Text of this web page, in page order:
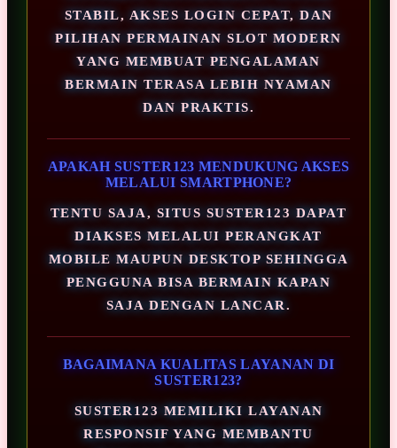
STABIL, AKSES LOGIN CEPAT, DAN
PILIHAN PERMAINAN SLOT MODERN
YANG MEMBUAT PENGALAMAN
BERMAIN TERASA LEBIH NYAMAN
DAN PRAKTIS.
APAKAH SUSTER123 MENDUKUNG AKSES
MELALUI SMARTPHONE?
TENTU SAJA, SITUS SUSTER123 DAPAT
DIAKSES MELALUI PERANGKAT
MOBILE MAUPUN DESKTOP SEHINGGA
PENGGUNA BISA BERMAIN KAPAN
SAJA DENGAN LANCAR.
BAGAIMANA KUALITAS LAYANAN DI
SUSTER123?
SUSTER123 MEMILIKI LAYANAN
RESPONSIF YANG MEMBANTU